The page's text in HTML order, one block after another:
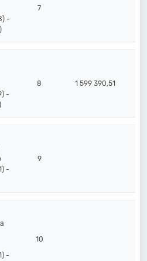
-
7
-
8 1 599 390,51
-
9
-
10